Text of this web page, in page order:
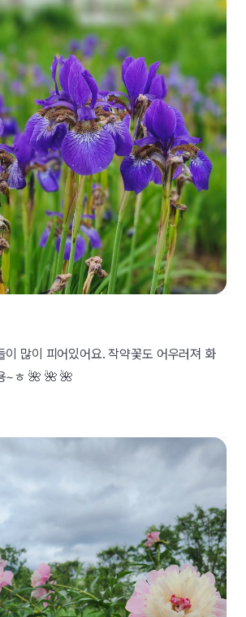
이 많이 피어있어요. 작약꽃도 어우러져 화
~ㅎ 🌺 🌺 🌺